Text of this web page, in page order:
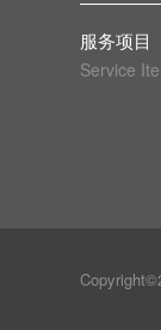
服务项目
Service